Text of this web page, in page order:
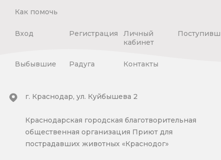
Как помочь
Вход Регистрация
Личный
кабинет
Выбывшие Радуга Контакты
г. Краснодар, ул. Куйбышева 2
Краснодарская городская благотворительная
общественная организация Приют для
пострадавших животных «Краснодог»